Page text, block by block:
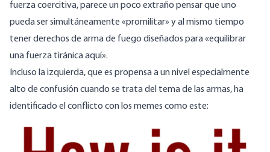
fuerza coercitiva, parece un poco extraño pensar que uno
pueda ser simultáneamente «promilitar» y al mismo tiempo
tener derechos de arma de fuego diseñados para «equilibrar
una fuerza tiránica aquí».
Incluso la izquierda, que es propensa a un nivel especialmente
alto de confusión cuando se trata del tema de las armas, ha
identificado el conflicto con los memes como este: